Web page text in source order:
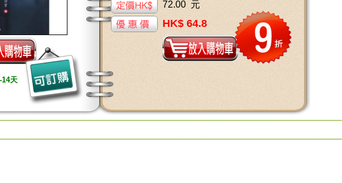
14天
72.00 元
HK$ 64.8